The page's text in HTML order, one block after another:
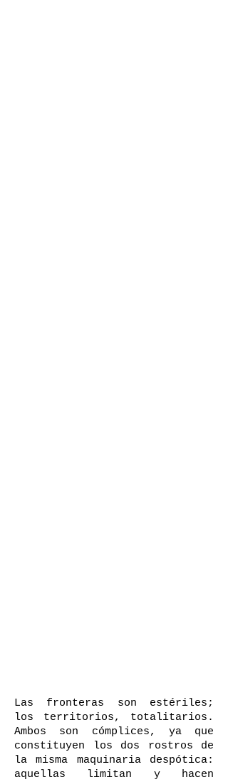
Las fronteras son estériles;
los territorios, totalitarios.
Ambos son cómplices, ya que
constituyen los dos rostros de
la misma maquinaria despótica:
aquellas limitan y hacen